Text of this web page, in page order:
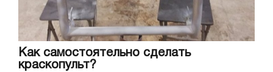
Как самостоятельно сделать
краскопульт?